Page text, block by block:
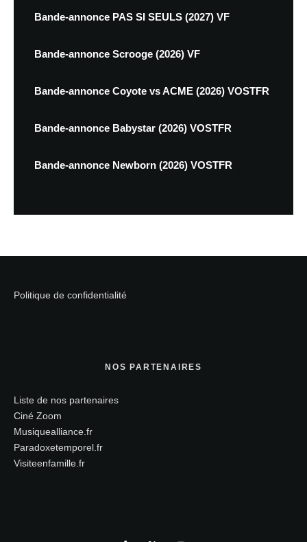
Bande-annonce PAS SI SEULS (2027) VF
Bande-annonce Scrooge (2026) VF
Bande-annonce Coyote vs ACME (2026) VOSTFR
Bande-annonce Babystar (2026) VOSTFR
Bande-annonce Newborn (2026) VOSTFR
Politique de confidentialité
NOS PARTENAIRES
Liste de nos partenaires
Ciné Zoom
Musiquealliance.fr
Paradoxetemporel.fr
Visiteenfamille.fr